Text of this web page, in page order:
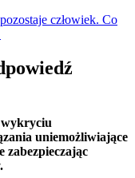
człowiek. Co
wykryciu
uniemożliwiające
zabezpieczając